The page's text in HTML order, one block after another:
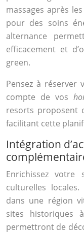
massages après
pour des soins
alternance
efficacement et
green.
Pensez à réserver
compte de vos
resorts proposent
facilitant cette
Intégration
Enrichissez
culturelles
dans une région
sites historiques
permettront de